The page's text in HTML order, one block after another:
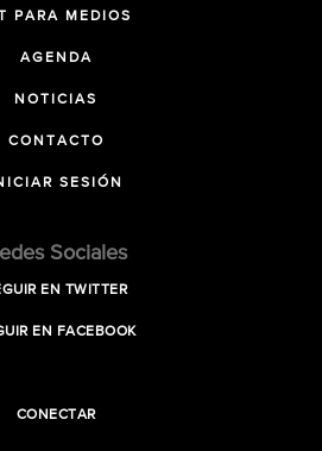
PARA MEDIOS
AGENDA
NOTICIAS
CONTACTO
SESIÓN
Sociales
EN TWITTER
EN FACEBOOK
CONECTAR